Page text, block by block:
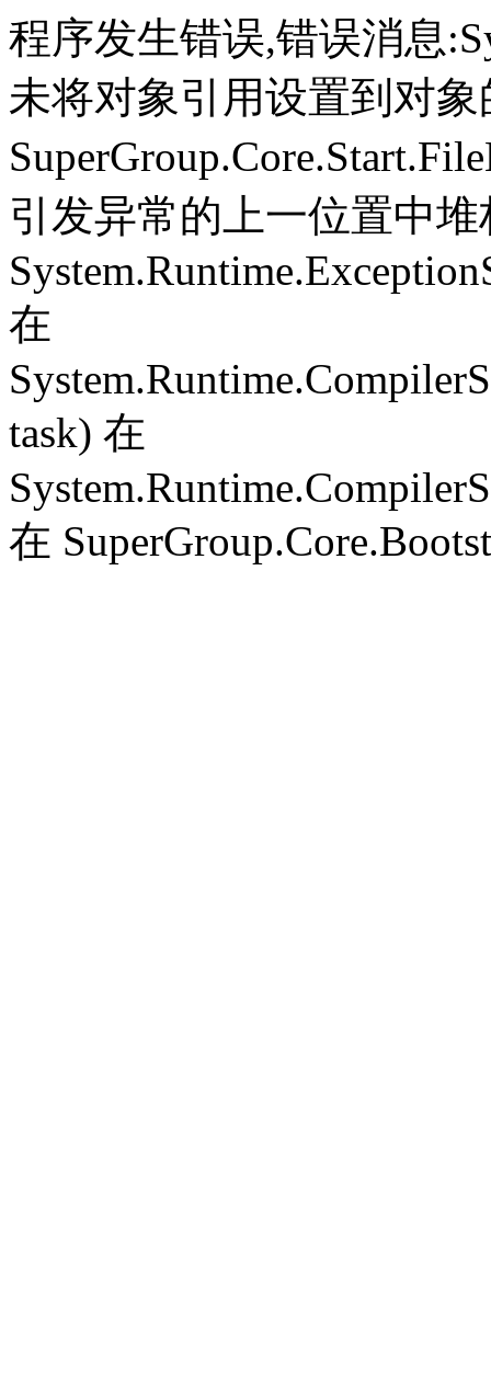
程序发生错误,错误消息
未将对象引用设置到对
引发异常的上一位置中
在
task) 在
在